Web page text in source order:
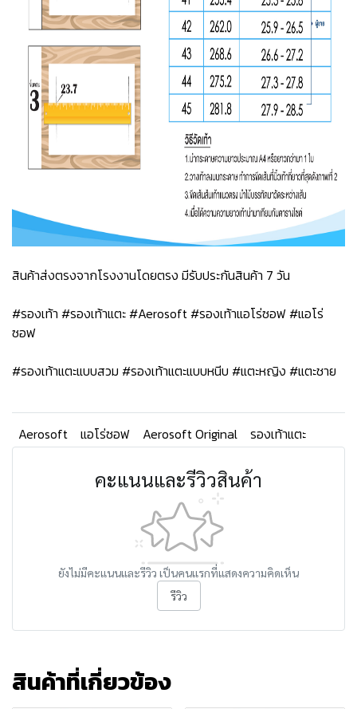
สินค้าส่งตรงจากโรงงานโดยตรง มีรับประกันสินค้า 7 วัน
#รองเท้า #รองเท้าแตะ #Aerosoft #รองเท้าแอโร่ซอฟ #แอโร่
ซอฟ
#รองเท้าแตะแบบสวม #รองเท้าแตะแบบหนีบ #แตะหญิง #แตะชาย
Aerosoft แอโร่ซอฟ Aerosoft Original รองเท้าแตะ
คะแนนและรีวิวสินค้า
ยังไม่มีคะแนนและรีวิว เป็นคนแรกที่แสดงความคิดเห็น
รีวิว
สินค้าที่เกี่ยวข้อง